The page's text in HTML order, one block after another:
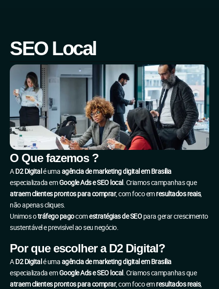
SEO Local
O Que fazemos ?
AD2 Digital é umaagência de marketing digital em Brasília
especializada emGoogle Ads e SEO local . Criamos campanhas que
atraem clientes prontos para comprar, com foco emresultados reais,
não apenas cliques.
Unimos otráfego pagocomestratégias de SEOpara gerar crescimento
sustentável e previsível ao seu negócio.
Por que escolher a D2 Digital?
AD2 Digital é umaagência de marketing digital em Brasília
especializada emGoogle Ads e SEO local. Criamos campanhas que
atraem clientes prontos para comprar, com foco emresultados reais,